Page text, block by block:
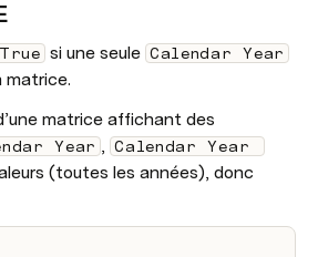
True si une seule Calendar Year
matrice.
matrice affichant des
Year ,
(toutes les années), donc